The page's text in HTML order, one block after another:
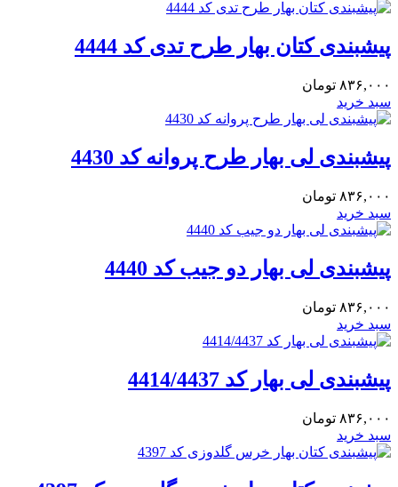
پیشبندی کتان بهار طرح تدی کد 4444
۸۳۶,۰۰۰ تومان
سبد خرید
پیشبندی لی بهار طرح پروانه کد 4430
۸۳۶,۰۰۰ تومان
سبد خرید
پیشبندی لی بهار دو جیب کد 4440
۸۳۶,۰۰۰ تومان
سبد خرید
پیشبندی لی بهار کد 4414/4437
۸۳۶,۰۰۰ تومان
سبد خرید